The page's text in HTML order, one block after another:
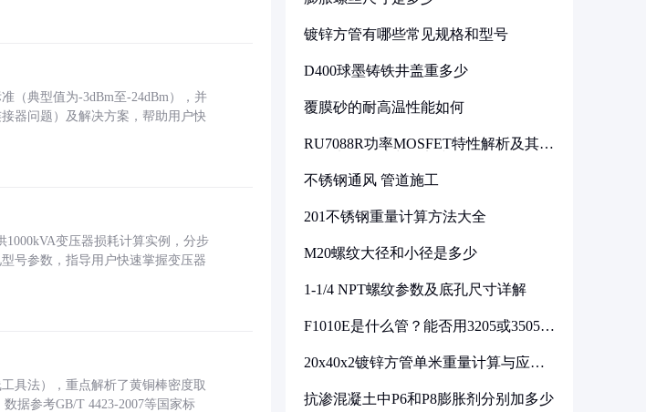
（典型值为-3dBm至-24dBm），并
器问题）及解决方案，帮助用户快
变压器损耗计算实例，分步
号参数，指导用户快速掌握变压器
具法），重点解析了黄铜棒密度取
据参考GB/T 4423-2007等国家标
镀锌方管有哪些常见规格和型号
D400球墨铸铁井盖重多少
覆膜砂的耐高温性能如何
RU7088R功率MOSFET特性解析及其在
不锈钢通风 管道施工
201不锈钢重量计算方法大全
M20螺纹大径和小径是多少
1-1/4 NPT螺纹参数及底孔尺寸详解
F1010E是什么管？能否用3205或3505代
20x40x2镀锌方管单米重量计算与应用
抗渗混凝土中P6和P8膨胀剂分别加多少